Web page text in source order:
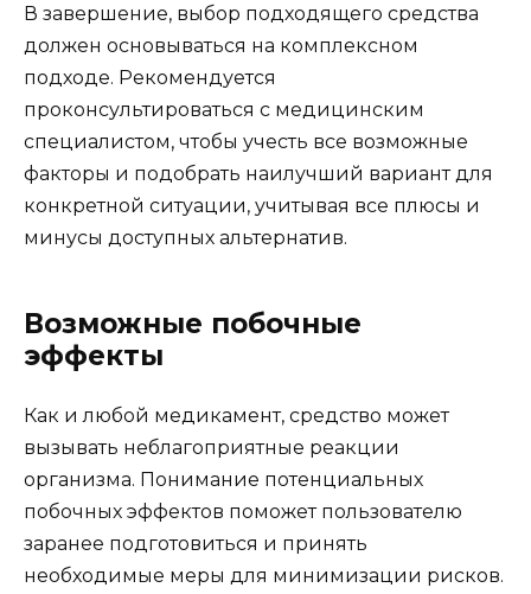
В завершение, выбор подходящего средства
должен основываться на комплексном
подходе. Рекомендуется
проконсультироваться с медицинским
специалистом, чтобы учесть все возможные
факторы и подобрать наилучший вариант для
конкретной ситуации, учитывая все плюсы и
минусы доступных альтернатив.
Возможные побочные
эффекты
Как и любой медикамент, средство может
вызывать неблагоприятные реакции
организма. Понимание потенциальных
побочных эффектов поможет пользователю
заранее подготовиться и принять
необходимые меры для минимизации рисков.